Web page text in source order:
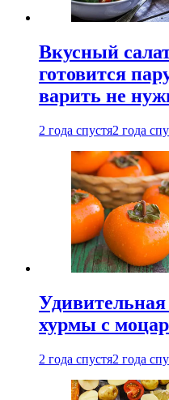
Вкусный
готовится
варить не
2 года спустя2 года
хурмы с
2 года спустя2 года